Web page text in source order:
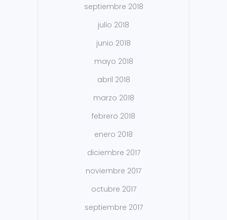
septiembre 2018
julio 2018
junio 2018
mayo 2018
abril 2018
marzo 2018
febrero 2018
enero 2018
diciembre 2017
noviembre 2017
octubre 2017
septiembre 2017